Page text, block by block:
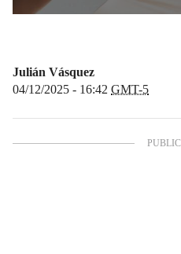
Julián Vásquez
04/12/2025 - 16:42 GMT-5